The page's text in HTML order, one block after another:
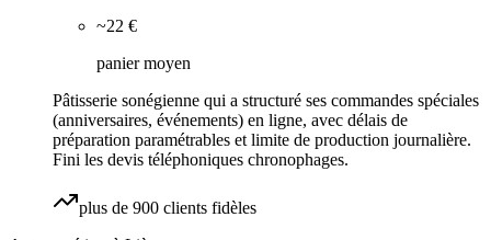
~22 €
panier moyen
Pâtisserie sonégienne qui a structuré ses commandes spéciales
(anniversaires, événements) en ligne, avec délais de
préparation paramétrables et limite de production journalière.
Fini les devis téléphoniques chronophages.
plus de 900 clients fidèles